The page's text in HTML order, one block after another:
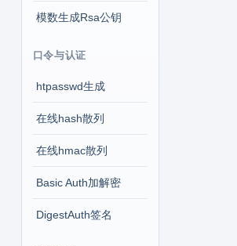
模数生成Rsa公钥
口令与认证
htpasswd生成
在线hash散列
在线hmac散列
Basic Auth加解密
DigestAuth签名